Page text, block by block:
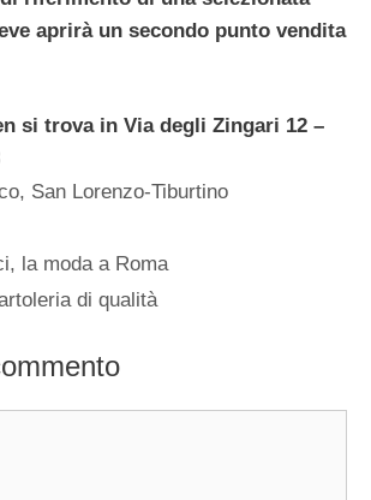
aprirà un secondo punto vendita
si trova in Via degli Zingari 12 –
, San Lorenzo-Tiburtino
la moda a Roma
di qualità